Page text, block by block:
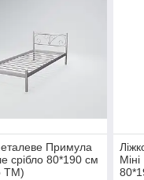
Примула
срібло 80*190 см
TM)